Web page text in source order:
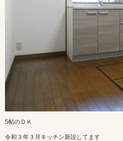
5帖のＤＫ
令和３年３月キッチン新設してます